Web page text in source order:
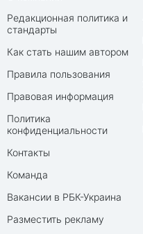
Редакционная политика и
стандарты
Как стать нашим автором
Правила пользования
Правовая информация
Политика
конфиденциальности
Контакты
Команда
Вакансии в РБК-Украина
Разместить рекламу